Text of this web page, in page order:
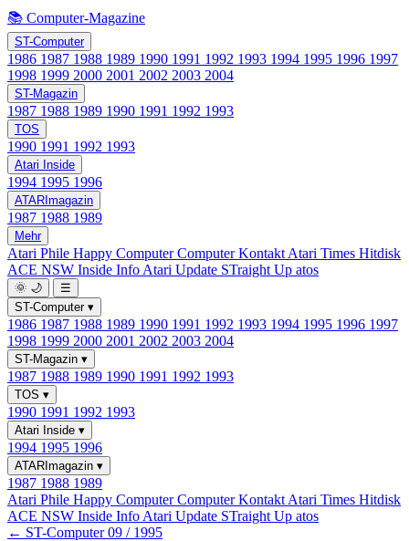
📚 Computer-Magazine
ST-Computer
1986 1987 1988 1989 1990 1991 1992 1993 1994 1995 1996 1997
1998 1999 2000 2001 2002 2003 2004
ST-Magazin
1987 1988 1989 1990 1991 1992 1993
TOS
1990 1991 1992 1993
Atari Inside
1994 1995 1996
ATARImagazin
1987 1988 1989
Mehr
Atari Phile Happy ComputerComputer Kontakt Atari Times Hitdisk
ACE NSW Inside Info Atari Update STraight Up atos
🌞 🌙
☰
ST-Computer ▾
1986 1987 1988 1989 1990 1991 1992 1993 1994 1995 1996 1997
1998 1999 2000 2001 2002 2003 2004
ST-Magazin ▾
1987 1988 1989 1990 1991 1992 1993
TOS ▾
1990 1991 1992 1993
Atari Inside ▾
1994 1995 1996
ATARImagazin ▾
1987 1988 1989
Atari Phile Happy ComputerComputer Kontakt Atari Times Hitdisk
ACE NSW Inside Info Atari Update STraight Up atos
← ST-Computer 09 / 1995